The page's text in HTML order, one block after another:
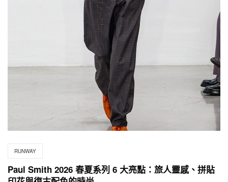
RUNWAY
Paul Smith 2026 春夏系列 6 大亮點：旅人靈感、拼貼